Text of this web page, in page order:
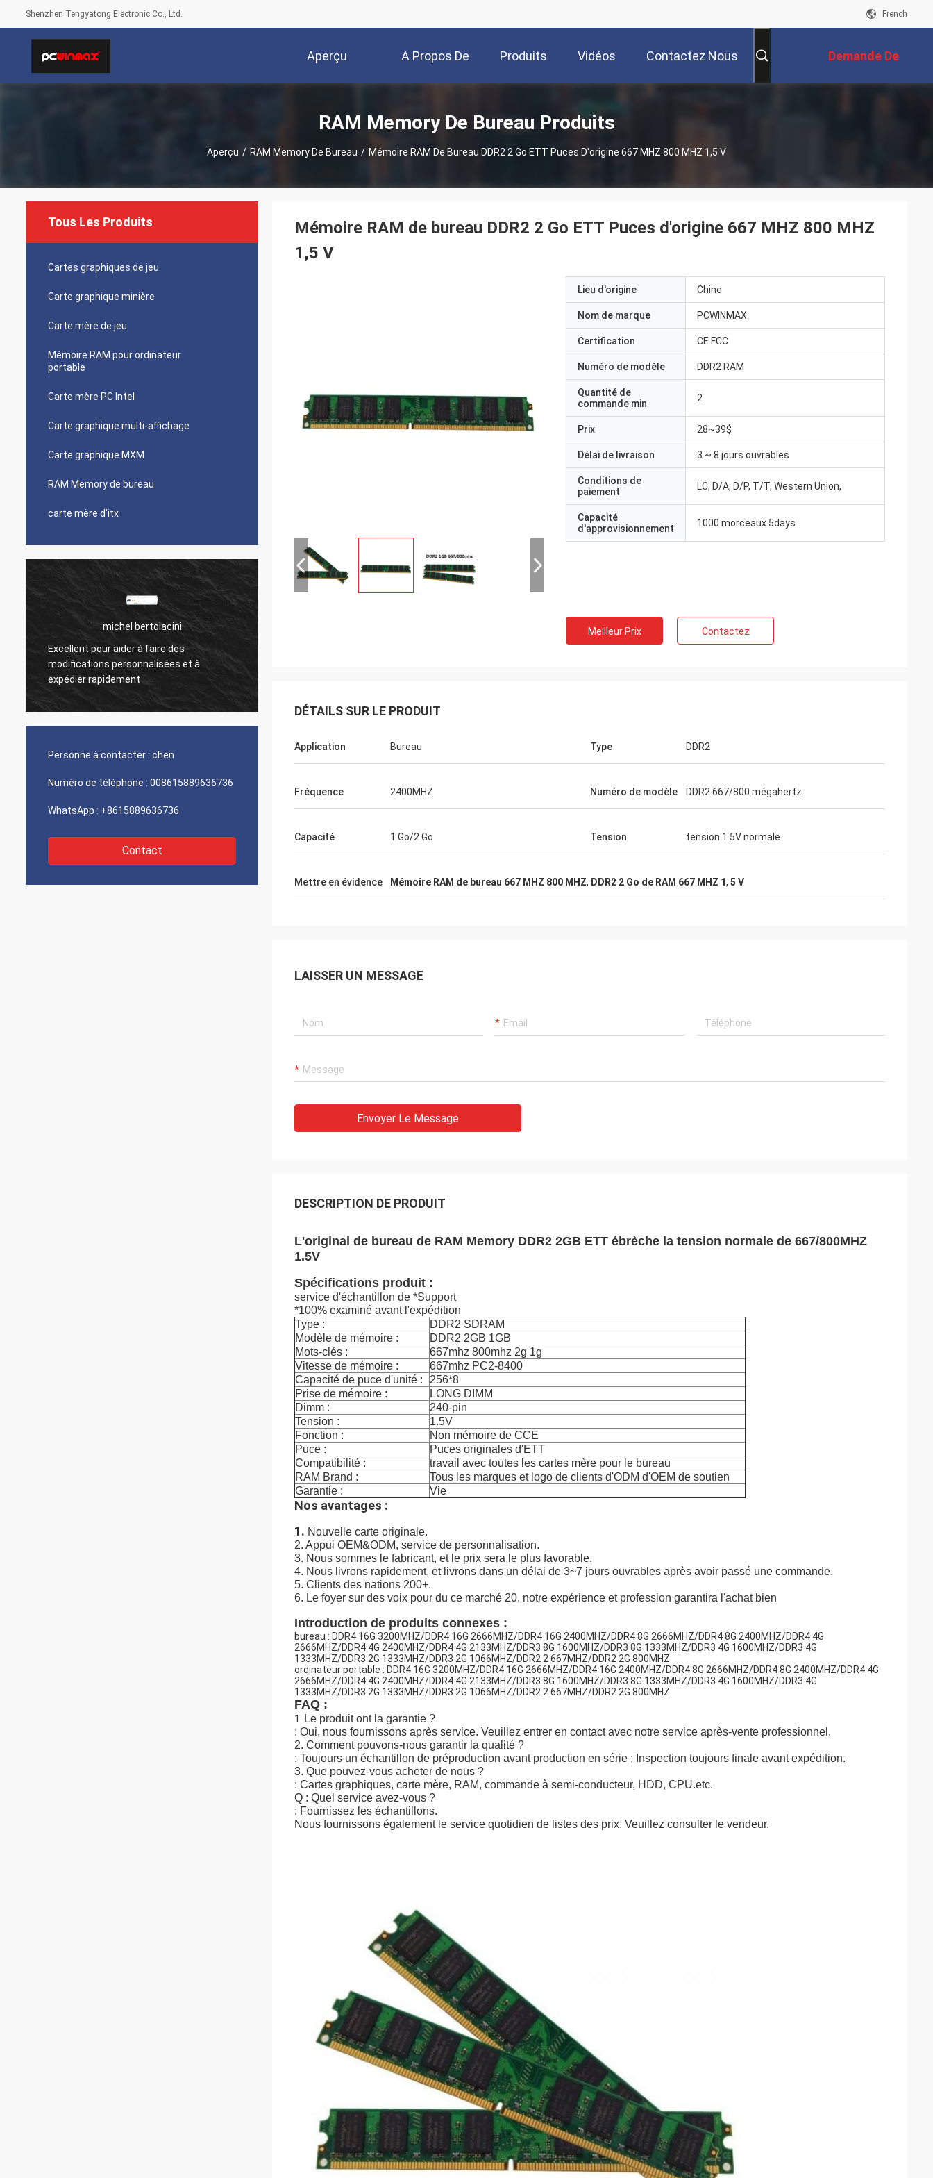
Shenzhen Tengyatong Electronic Co., Ltd. French
Aperçu A Propos De
Nous
Produits Vidéos Contactez Nous Demande De
Soumission
RAM Memory De Bureau Produits
Aperçu / RAM Memory De Bureau / Mémoire RAM De Bureau DDR2 2 Go ETT Puces D'origine 667 MHZ 800 MHZ 1,5 V
Tous Les Produits
Cartes graphiques de jeu
Carte graphique minière
Carte mère de jeu
Mémoire RAM pour ordinateur
portable
Carte mère PC Intel
Carte graphique multi-affichage
Carte graphique MXM
RAM Memory de bureau
carte mère d'itx
michel bertolacini
Excellent pour aider à faire des
modifications personnalisées et à
expédier rapidement
Personne à contacter : chen
Numéro de téléphone : 008615889636736
WhatsApp : +8615889636736
Contact
Mémoire RAM de bureau DDR2 2 Go ETT Puces d'origine 667 MHZ 800 MHZ
1,5 V
Lieu d'origine Chine
Nom de marque PCWINMAX
Certification CE FCC
Numéro de modèle DDR2 RAM
Quantité de
commande min
2
Prix 28~39$
Délai de livraison 3 ~ 8 jours ouvrables
Conditions de
paiement
LC, D/A, D/P, T/T, Western Union,
Capacité
d'approvisionnement
1000 morceaux 5days
Meilleur Prix Contactez
DÉTAILS SUR LE PRODUIT
Application Bureau Type DDR2
Fréquence 2400MHZ Numéro de modèle DDR2 667/800 mégahertz
Capacité 1 Go/2 Go Tension tension 1.5V normale
Mettre en évidence Mémoire RAM de bureau 667 MHZ 800 MHZ, DDR2 2 Go de RAM 667 MHZ 1, 5 V
LAISSER UN MESSAGE
Envoyer Le Message
DESCRIPTION DE PRODUIT
L'original de bureau de RAM Memory DDR2 2GB ETT ébrèche la tension normale de 667/800MHZ
1.5V
Spécifications produit :
service d'échantillon de *Support
*100% examiné avant l'expédition
Type :
DDR2 SDRAM
Modèle de mémoire :
DDR2 2GB 1GB
Mots-clés :
667mhz 800mhz 2g 1g
Vitesse de mémoire :
667mhz PC2-8400
Capacité de puce d'unité :
256*8
Prise de mémoire :
LONG DIMM
Dimm :
240-pin
Tension :
1.5V
Fonction :
Non mémoire de CCE
Puce :
Puces originales d'ETT
Compatibilité :
travail avec toutes les cartes mère pour le bureau
RAM Brand :
Tous les marques et logo de clients d'ODM d'OEM de soutien
Garantie :
Vie
Nos avantages :
1. Nouvelle carte originale.
2. Appui OEM&ODM, service de personnalisation.
3. Nous sommes le fabricant, et le prix sera le plus favorable.
4. Nous livrons rapidement, et livrons dans un délai de 3~7 jours ouvrables après avoir passé une commande.
5. Clients des nations 200+.
6. Le foyer sur des voix pour du ce marché 20, notre expérience et profession garantira l'achat bien
Introduction de produits connexes :
bureau : DDR4 16G 3200MHZ/DDR4 16G 2666MHZ/DDR4 16G 2400MHZ/DDR4 8G 2666MHZ/DDR4 8G 2400MHZ/DDR4 4G
2666MHZ/DDR4 4G 2400MHZ/DDR4 4G 2133MHZ/DDR3 8G 1600MHZ/DDR3 8G 1333MHZ/DDR3 4G 1600MHZ/DDR3 4G
1333MHZ/DDR3 2G 1333MHZ/DDR3 2G 1066MHZ/DDR2 2 667MHZ/DDR2 2G 800MHZ
ordinateur portable : DDR4 16G 3200MHZ/DDR4 16G 2666MHZ/DDR4 16G 2400MHZ/DDR4 8G 2666MHZ/DDR4 8G 2400MHZ/DDR4 4G
2666MHZ/DDR4 4G 2400MHZ/DDR4 4G 2133MHZ/DDR3 8G 1600MHZ/DDR3 8G 1333MHZ/DDR3 4G 1600MHZ/DDR3 4G
1333MHZ/DDR3 2G 1333MHZ/DDR3 2G 1066MHZ/DDR2 2 667MHZ/DDR2 2G 800MHZ
FAQ :
1.
Le produit ont la garantie ?
: Oui, nous fournissons après service. Veuillez entrer en contact avec notre service après-vente professionnel.
2. Comment pouvons-nous garantir la qualité ?
: Toujours un échantillon de préproduction avant production en série ; Inspection toujours finale avant expédition.
3. Que pouvez-vous acheter de nous ?
: Cartes graphiques, carte mère, RAM, commande à semi-conducteur, HDD, CPU.etc.
Q : Quel service avez-vous ?
: Fournissez les échantillons.
Nous fournissons également le service quotidien de listes des prix. Veuillez consulter le vendeur.